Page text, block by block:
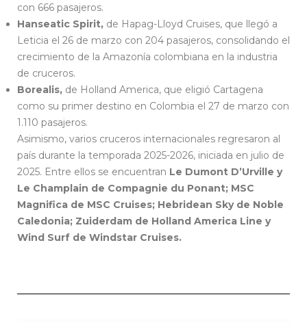
con 666 pasajeros.
Hanseatic Spirit, de Hapag-Lloyd Cruises, que llegó a
Leticia el 26 de marzo con 204 pasajeros, consolidando el
crecimiento de la Amazonía colombiana en la industria
de cruceros.
Borealis, de Holland America, que eligió Cartagena
como su primer destino en Colombia el 27 de marzo con
1.110 pasajeros.
Asimismo, varios cruceros internacionales regresaron al
país durante la temporada 2025-2026, iniciada en julio de
2025. Entre ellos se encuentran Le Dumont D’Urville y
Le Champlain de Compagnie du Ponant; MSC
Magnifica de MSC Cruises; Hebridean Sky de Noble
Caledonia; Zuiderdam de Holland America Line y
Wind Surf de Windstar Cruises.